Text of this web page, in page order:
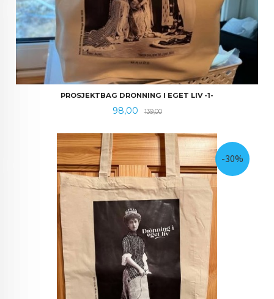
PROSJEKTBAG DRONNING I EGET LIV -1-
Tilbud
98,00 139,00Rabatt
-30%